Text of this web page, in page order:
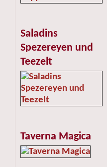
Saladins
Spezereyen und
Teezelt
Taverna Magica